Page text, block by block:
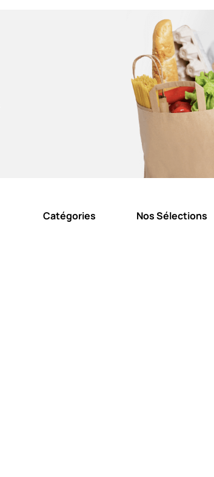
Catégories Nos Sélections